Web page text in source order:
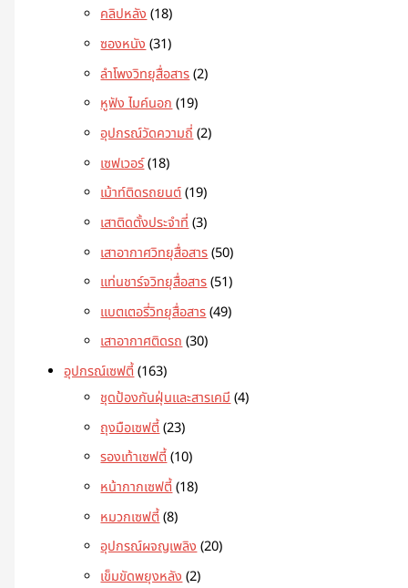
คลิปหลัง 18
ซองหนัง 31
ลำโพงวิทยุสื่อสาร 2
หูฟัง ไมค์นอก 19
อุปกรณ์วัดความถี่ 2
เซฟเวอร์ 18
เม้าท์ติดรถยนต์ 19
เสาติดตั้งประจำที่ 3
เสาอากาศวิทยุสื่อสาร 50
แท่นชาร์จวิทยุสื่อสาร 51
แบตเตอรี่วิทยุสื่อสาร 49
เสาอากาศติดรถ 30
อุปกรณ์เซฟตี้ 163
ชุดป้องกันฝุ่นและสารเคมี 4
ถุงมือเซฟตี้ 23
รองเท้าเซฟตี้ 10
หน้ากากเซฟตี้ 18
หมวกเซฟตี้ 8
อุปกรณ์ผจญเพลิง 20
เข็มขัดพยุงหลัง 2